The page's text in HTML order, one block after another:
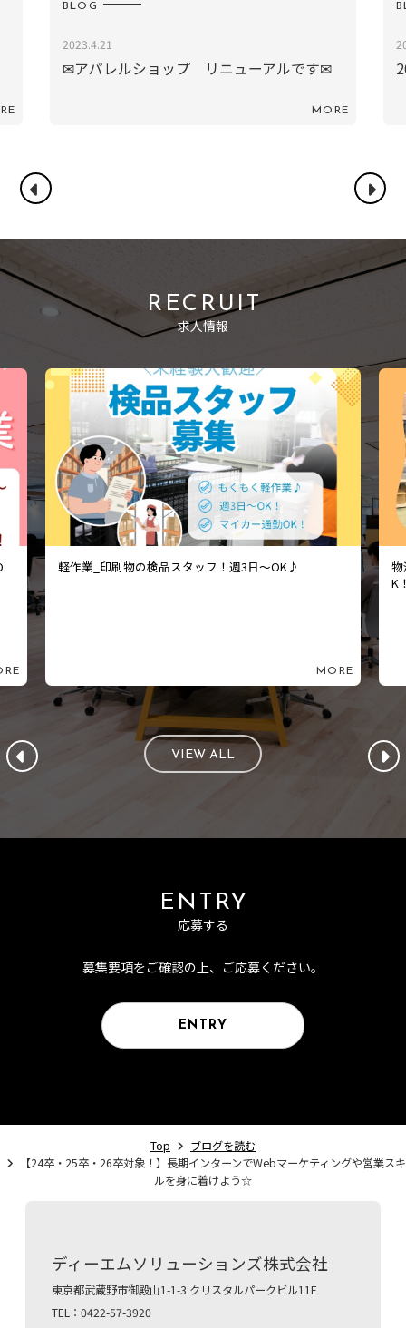
BLOG
2023.4.21
✉アパレルショップ リニューアルです✉
MORE
RECRUIT
求人情報
軽作業_印刷物の検品スタッフ！週3日～OK♪
MORE
K
VIEW ALL
ENTRY
応募する
募集要項をご確認の上、ご応募ください。
ENTRY
Top
ブログを読む
【24卒・25卒・26卒対象！】長期インターンでWebマーケティングや営業スキ
ルを身に着けよう☆
ディーエムソリューションズ株式会社
東京都武蔵野市御殿山1-1-3 クリスタルパークビル11F
TEL：0422-57-3920